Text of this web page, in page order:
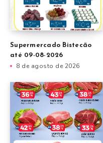
Supermercado Bistecão
até 09-08-2026
8 de agosto de 2026